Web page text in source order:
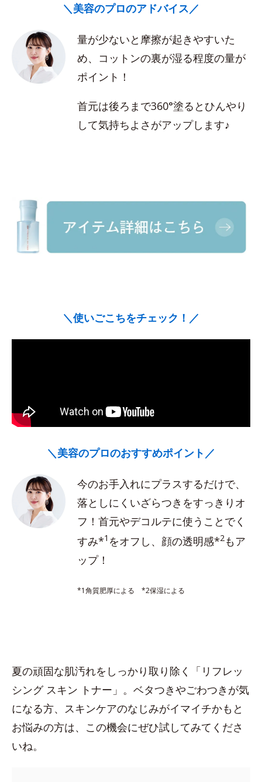
＼美容のプロのアドバイス／
量が少ないと摩擦が起きやすいた
め、コットンの裏が湿る程度の量が
ポイント！
首元は後ろまで360°塗るとひんやり
して気持ちよさがアップします♪
＼使いごこちをチェック！／
＼美容のプロのおすすめポイント／
今のお手入れにプラスするだけで、
落としにくいざらつきをすっきりオ
フ！首元やデコルテに使うことでく
すみ*1 をオフし、顔の透明感*2もア
ップ！
*1角質肥厚による *2保湿による
夏の頑固な肌汚れをしっかり取り除く「リフレッ
シング スキン トナー」。ベタつきやごわつきが気
になる方、スキンケアのなじみがイマイチかもと
お悩みの方は、この機会にぜひ試してみてくださ
いね。